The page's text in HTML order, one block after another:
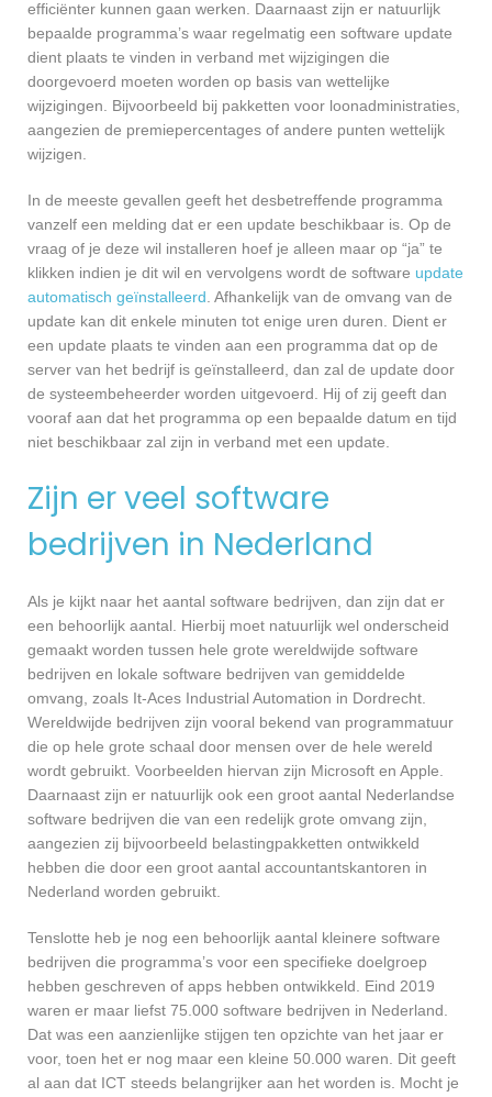
efficiënter kunnen gaan werken. Daarnaast zijn er natuurlijk
bepaalde programma’s waar regelmatig een software update
dient plaats te vinden in verband met wijzigingen die
doorgevoerd moeten worden op basis van wettelijke
wijzigingen. Bijvoorbeeld bij pakketten voor loonadministraties,
aangezien de premiepercentages of andere punten wettelijk
wijzigen.
In de meeste gevallen geeft het desbetreffende programma
vanzelf een melding dat er een update beschikbaar is. Op de
vraag of je deze wil installeren hoef je alleen maar op “ja” te
klikken indien je dit wil en vervolgens wordt de software update
automatisch geïnstalleerd. Afhankelijk van de omvang van de
update kan dit enkele minuten tot enige uren duren. Dient er
een update plaats te vinden aan een programma dat op de
server van het bedrijf is geïnstalleerd, dan zal de update door
de systeembeheerder worden uitgevoerd. Hij of zij geeft dan
vooraf aan dat het programma op een bepaalde datum en tijd
niet beschikbaar zal zijn in verband met een update.
Zijn er veel software
bedrijven in Nederland
Als je kijkt naar het aantal software bedrijven, dan zijn dat er
een behoorlijk aantal. Hierbij moet natuurlijk wel onderscheid
gemaakt worden tussen hele grote wereldwijde software
bedrijven en lokale software bedrijven van gemiddelde
omvang, zoals It-Aces Industrial Automation in Dordrecht.
Wereldwijde bedrijven zijn vooral bekend van programmatuur
die op hele grote schaal door mensen over de hele wereld
wordt gebruikt. Voorbeelden hiervan zijn Microsoft en Apple.
Daarnaast zijn er natuurlijk ook een groot aantal Nederlandse
software bedrijven die van een redelijk grote omvang zijn,
aangezien zij bijvoorbeeld belastingpakketten ontwikkeld
hebben die door een groot aantal accountantskantoren in
Nederland worden gebruikt.
Tenslotte heb je nog een behoorlijk aantal kleinere software
bedrijven die programma’s voor een specifieke doelgroep
hebben geschreven of apps hebben ontwikkeld. Eind 2019
waren er maar liefst 75.000 software bedrijven in Nederland.
Dat was een aanzienlijke stijgen ten opzichte van het jaar er
voor, toen het er nog maar een kleine 50.000 waren. Dit geeft
al aan dat ICT steeds belangrijker aan het worden is. Mocht je